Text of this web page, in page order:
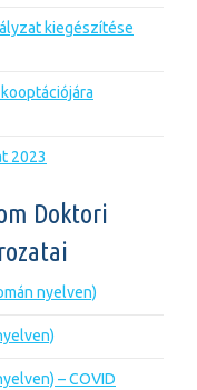
kiegészítése
2023
Doktori
nyelven)
– COVID